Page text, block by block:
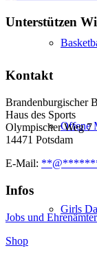
Offene
Girls
Unterstützen
Kontakt
Brandenburgischer
Haus des Sports
Olympischer Weg 7
14471 Potsdam
E-Mail: **@
Infos
Jobs und Ehrenämter
Shop